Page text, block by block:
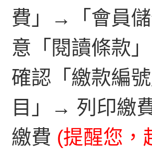
費」→「會員
意「閱讀條款
確認「繳款編
目」→ 列印繳
繳費 (提醒您，